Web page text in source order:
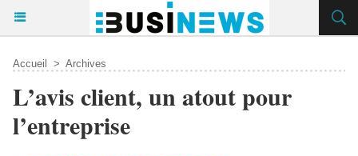
Accueil > Archives
L’avis client, un atout pour
l’entreprise